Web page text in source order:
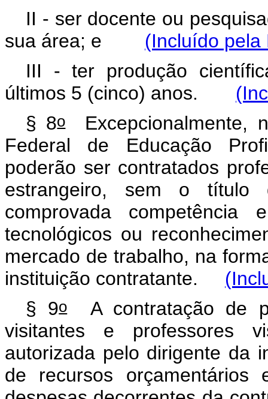
II - ser docente ou
sua área; e (Incluído pela
III - ter produção
últimos 5 (cinco) anos.
§ 8oExcepcionalmente,
Federal de Educação
poderão ser contratados
estrangeiro, sem o título
comprovada
tecnológicos ou
mercado de trabalho, na
instituição contratante.
§ 9oA contratação de
visitantes e professores
autorizada pelo dirigente da
de recursos